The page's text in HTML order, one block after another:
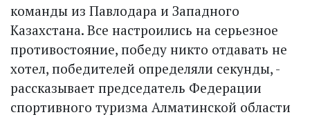
команды из Павлодара и Западного
Казахстана. Все настроились на серьезное
противостояние, победу никто отдавать не
хотел, победителей определяли секунды, -
рассказывает председатель Федерации
спортивного туризма Алматинской области